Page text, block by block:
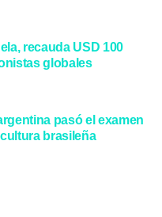
recauda USD 100
globales
pasó el examen
brasileña